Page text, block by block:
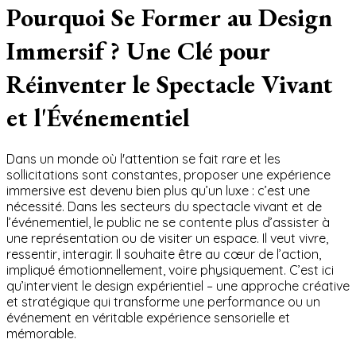
Pourquoi Se Former au Design
Immersif ? Une Clé pour
Réinventer le Spectacle Vivant
et l'Événementiel
Dans un monde où l'attention se fait rare et les
sollicitations sont constantes, proposer une expérience
immersive est devenu bien plus qu’un luxe : c’est une
nécessité. Dans les secteurs du spectacle vivant et de
l’événementiel, le public ne se contente plus d’assister à
une représentation ou de visiter un espace. Il veut vivre,
ressentir, interagir. Il souhaite être au cœur de l’action,
impliqué émotionnellement, voire physiquement. C’est ici
qu’intervient le design expérientiel – une approche créative
et stratégique qui transforme une performance ou un
événement en véritable expérience sensorielle et
mémorable.